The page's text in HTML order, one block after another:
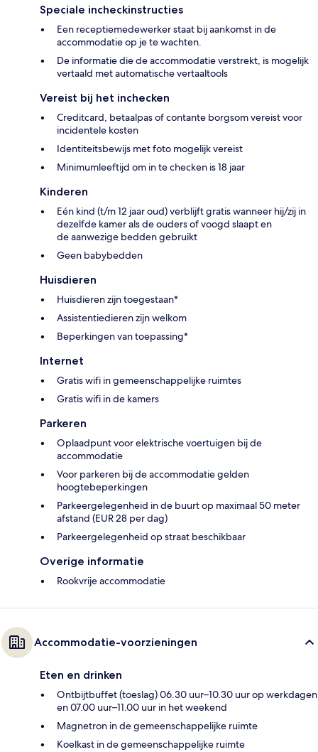
Speciale incheckinstructies
Een receptiemedewerker staat bij aankomst in de
accommodatie op je te wachten.
De informatie die de accommodatie verstrekt, is mogelijk
vertaald met automatische vertaaltools
Vereist bij het inchecken
Creditcard, betaalpas of contante borgsom vereist voor
incidentele kosten
Identiteitsbewijs met foto mogelijk vereist
Minimumleeftijd om in te checken is 18 jaar
Kinderen
Eén kind (t/m 12 jaar oud) verblijft gratis wanneer hij/zij in
dezelfde kamer als de ouders of voogd slaapt en
de aanwezige bedden gebruikt
Geen babybedden
Huisdieren
Huisdieren zijn toegestaan*
Assistentiedieren zijn welkom
Beperkingen van toepassing*
Internet
Gratis wifi in gemeenschappelijke ruimtes
Gratis wifi in de kamers
Parkeren
Oplaadpunt voor elektrische voertuigen bij de
accommodatie
Voor parkeren bij de accommodatie gelden
hoogtebeperkingen
Parkeergelegenheid in de buurt op maximaal 50 meter
afstand (EUR 28 per dag)
Parkeergelegenheid op straat beschikbaar
Overige informatie
Rookvrije accommodatie
Accommodatie-voorzieningen
Eten en drinken
Ontbijtbuffet (toeslag) 06.30 uur–10.30 uur op werkdagen
en 07.00 uur–11.00 uur in het weekend
Magnetron in de gemeenschappelijke ruimte
Koelkast in de gemeenschappelijke ruimte